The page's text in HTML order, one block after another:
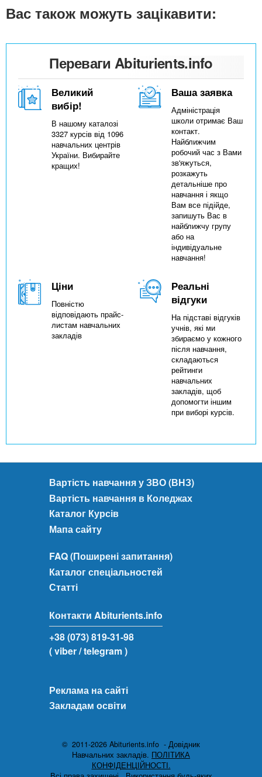
Вас також можуть зацікавити:
Переваги Abiturients.info
Великий
вибір!
В нашому каталозі
3327 курсів від 1096
навчальних центрів
України. Вибирайте
кращих!
Ваша заявка
Адміністрація
школи отримає Ваш
контакт.
Найближчим
робочий час з Вами
зв'яжуться,
розкажуть
детальніше про
навчання і якщо
Вам все підійде,
запишуть Вас в
найближчу групу
або на
індивідуальне
навчання!
Ціни
Повністю
відповідають прайс-
листам навчальних
закладів
Реальні
відгуки
На підставі відгуків
учнів, які ми
збираємо у кожного
після навчання,
складаються
рейтинги
навчальних
закладів, щоб
допомогти іншим
при виборі курсів.
Вартість навчання у ЗВО (ВНЗ)
Вартість навчання в Коледжах
Каталог Курсів
Мапа сайту
FAQ (Поширені запитання)
Каталог спеціальностей
Статті
Контакти Abiturients.info
+38 (073) 819-31-98
( viber/ telegram )
Реклама на сайті
Закладам освіти
© 2011-2026 Abiturients.info - Довідник
Навчальних закладів. ПОЛІТИКА
КОНФІДЕНЦІЙНОСТІ.